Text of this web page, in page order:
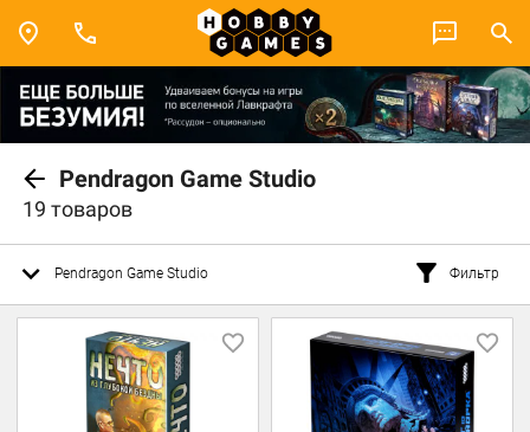
Pendragon Game Studio
19 товаров
Pendragon Game Studio Фильтр